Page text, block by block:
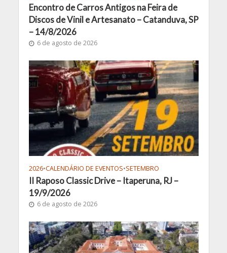
Encontro de Carros Antigos na Feira de
Discos de Vinil e Artesanato – Catanduva, SP
– 14/8/2026
6 de agosto de 2026
2026•CALENDÁRIO DE EVENTOS•SETEMBRO
II Raposo Classic Drive – Itaperuna, RJ –
19/9/2026
6 de agosto de 2026